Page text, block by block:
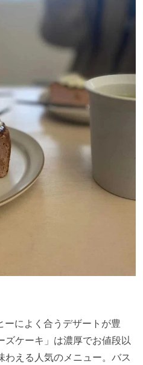
ーによく合うデザートが豊
ケーキ」は濃厚でお値段以
える人気のメニュー。バス